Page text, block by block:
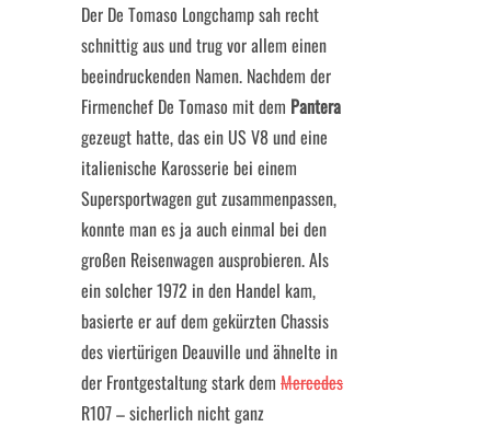
Der De Tomaso Longchamp sah recht
schnittig aus und trug vor allem einen
beeindruckenden Namen. Nachdem der
Firmenchef De Tomaso mit dem Pantera
gezeugt hatte, das ein US V8 und eine
italienische Karosserie bei einem
Supersportwagen gut zusammenpassen,
konnte man es ja auch einmal bei den
großen Reisenwagen ausprobieren. Als
ein solcher 1972 in den Handel kam,
basierte er auf dem gekürzten Chassis
des viertürigen Deauville und ähnelte in
der Frontgestaltung stark dem Mercedes
R107 – sicherlich nicht ganz